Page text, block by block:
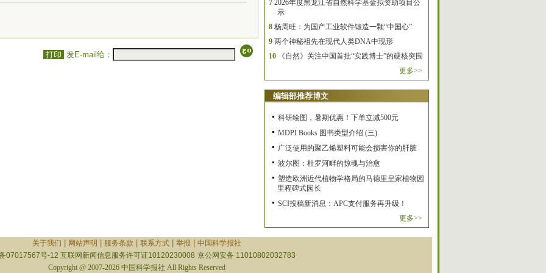
打印 发E-mail给：
7 2026年度黑龙江省自然科学基金拟资助项目公
示
8 杨周旺：为国产工业软件锻造一颗“中国心”
9 两个神秘祖先在现代人类DNA中现形
10
《自然》关注中国首批“实践博士”的硬核突围
更多>>
编辑部推荐博文
科研绘图，暑期优惠！下单立减500元
MDPI Books 图书类型介绍 (三)
广泛使用的聚乙烯塑料可能会损害你的肝脏
波尔图：杜罗河畔的惊魂与治愈
塑造欧洲近代植物学格局的马德里皇家植物园
里程碑式园长
SCI投稿新消息：APC支付服务再升级！
更多>>
关于我们 网站声明 服务条款 联系方式| 举报
中国科学报社
07017567号-12 互联网新闻信息服务许可证10120230008 京公网安备 11010802032783
Copyright @ 2007-2026 中国科学报社 All Rights Reserved